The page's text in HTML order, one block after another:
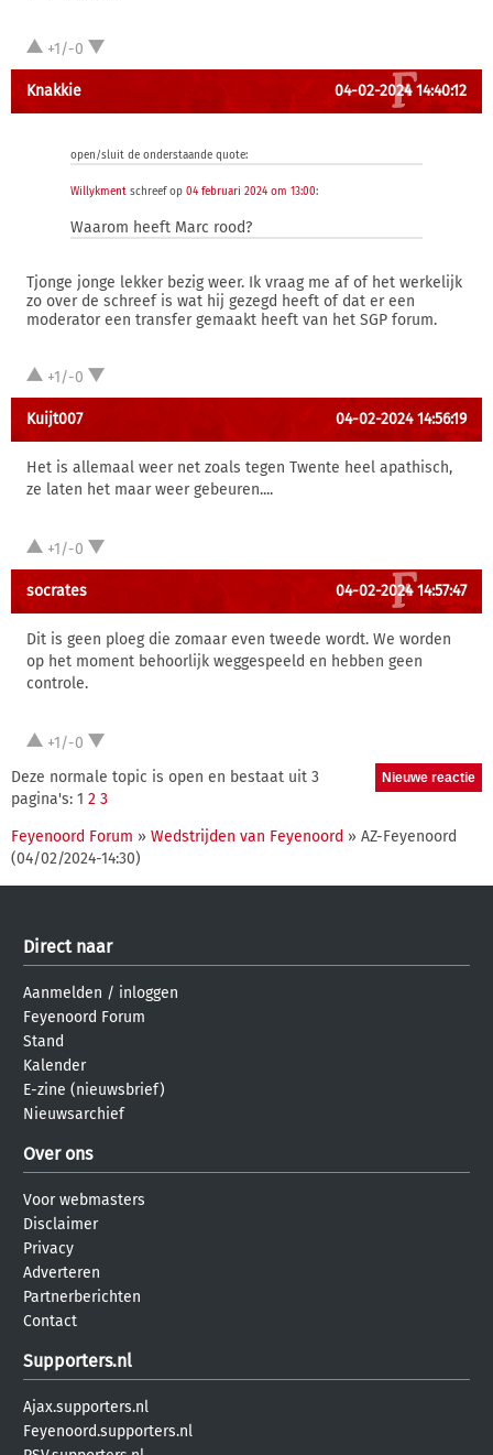
+1/-0
Knakkie 04-02-2024 14:40:12
open/sluit de onderstaande quote:
Willykment schreef op 04 februari 2024 om 13:00:
Waarom heeft Marc rood?
Tjonge jonge lekker bezig weer. Ik vraag me af of het werkelijk
zo over de schreef is wat hij gezegd heeft of dat er een
moderator een transfer gemaakt heeft van het SGP forum.
+1/-0
Kuijt007 04-02-2024 14:56:19
Het is allemaal weer net zoals tegen Twente heel apathisch,
ze laten het maar weer gebeuren....
+1/-0
socrates 04-02-2024 14:57:47
Dit is geen ploeg die zomaar even tweede wordt. We worden
op het moment behoorlijk weggespeeld en hebben geen
controle.
+1/-0
Deze normale topic is open en bestaat uit 3
pagina's: 1 2 3
Feyenoord Forum » Wedstrijden van Feyenoord » AZ-Feyenoord
(04/02/2024-14:30)
Direct naar
Aanmelden / inloggen
Feyenoord Forum
Stand
Kalender
E-zine (nieuwsbrief)
Nieuwsarchief
Over ons
Voor webmasters
Disclaimer
Privacy
Adverteren
Partnerberichten
Contact
Supporters.nl
Ajax.supporters.nl
Feyenoord.supporters.nl